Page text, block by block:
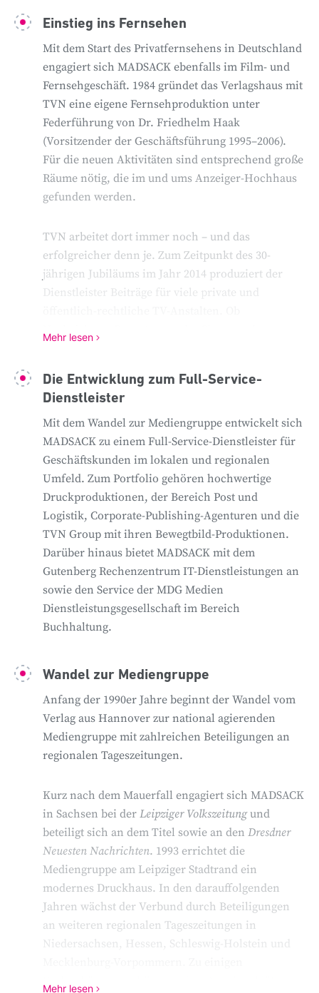
Einstieg ins Fernsehen
Mit dem Start des Privatfernsehens in Deutschland
engagiert sich MADSACK ebenfalls im Film- und
Fernsehgeschäft. 1984 gründet das Verlagshaus mit
TVN eine eigene Fernsehproduktion unter
Federführung von Dr. Friedhelm Haak
(Vorsitzender der Geschäftsführung 1995–2006).
Für die neuen Aktivitäten sind entsprechend große
Räume nötig, die im und ums Anzeiger-Hochhaus
gefunden werden.
TVN arbeitet dort immer noch – und das
erfolgreicher denn je. Zum Zeitpunkt des 30-
jährigen Jubiläums im Jahr 2014 produziert der
Dienstleister Beiträge für viele private und
Sendungen, an deren Produktion die MADSACK-
Tochter maßgeblich beteiligt ist.
Gleichzeitig wächst das Gelände am Anzeiger-
Hochhaus in Hannover zu einem Medienzentrum
heran. Hier siedeln sich peu à peu SAT. 1, RTL
Nord, Radio ffn und Antenne Niedersachsen an.
Das Areal wird im Jahr 2007 um den Mendini-Bau
ergänzt, der nach einem Entwurf der italienischen
Designer und Architekten Alessandro und
Francesco Mendini entsteht. In den markanten
meergrünen Glasbau in der Innenstadt zieht die
Redaktion derNeuen Presse ein.
Mehr lesen
Die Entwicklung zum Full-Service-
Dienstleister
Mit dem Wandel zur Mediengruppe entwickelt sich
MADSACK zu einem Full-Service-Dienstleister für
Geschäftskunden im lokalen und regionalen
Umfeld. Zum Portfolio gehören hochwertige
Druckproduktionen, der Bereich Post und
Logistik, Corporate-Publishing-Agenturen und die
TVN Group mit ihren Bewegtbild-Produktionen.
Darüber hinaus bietet MADSACK mit dem
Gutenberg Rechenzentrum IT-Dienstleistungen an
sowie den Service der MDG Medien
Dienstleistungsgesellschaft im Bereich
Buchhaltung.
Wandel zur Mediengruppe
Anfang der 1990er Jahre beginnt der Wandel vom
Verlag aus Hannover zur national agierenden
Mediengruppe mit zahlreichen Beteiligungen an
regionalen Tageszeitungen.
Kurz nach dem Mauerfall engagiert sich MADSACK
in Sachsen bei der Leipziger Volkszeitungund
beteiligt sich an dem Titel sowie an den Dresdner
Neuesten Nachrichten. 1993 errichtet die
Mediengruppe am Leipziger Stadtrand ein
modernes Druckhaus. In den darauffolgenden
Jahren wächst der Verbund durch Beteiligungen
an weiteren regionalen Tageszeitungen in
Niedersachsen, Hessen, Schleswig-Holstein und
Mehr lesen